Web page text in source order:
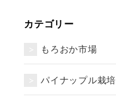
カテゴリー
もろおか市場
パイナップル栽培